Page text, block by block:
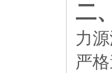
二
力
严